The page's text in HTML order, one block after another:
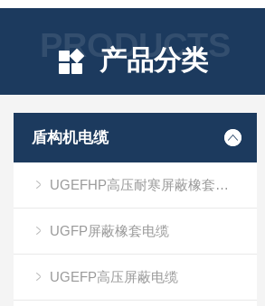
PRODUCTS
产品分类
盾构机电缆
UGEFHP高压耐寒屏蔽橡套电缆
UGFP屏蔽橡套电缆
UGEFP高压屏蔽电缆